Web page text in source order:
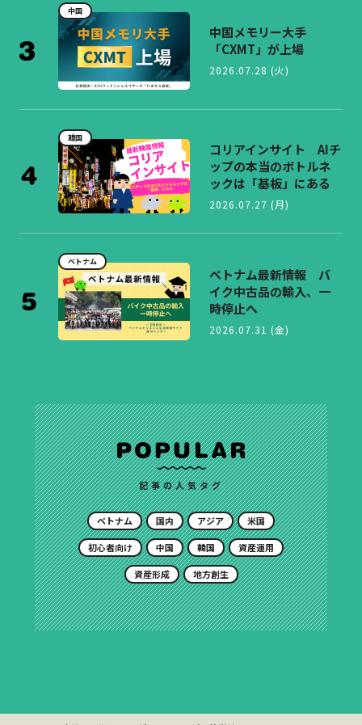
中国
中国メモリー大手
「CXMT」が上場
2026.07.28 (火)
韓国
コリアインサイト AIチ
ップの本当のボトルネ
ックは「基板」にある
2026.07.27 (月)
ベトナム
ベトナム最新情報 バ
イク中古品の輸入、一
時停止へ
2026.07.31 (金)
記事の人気タグ
ベトナム 国内 アジア 米国
初心者向け 中国 韓国 資産運用
資産形成 地方創生